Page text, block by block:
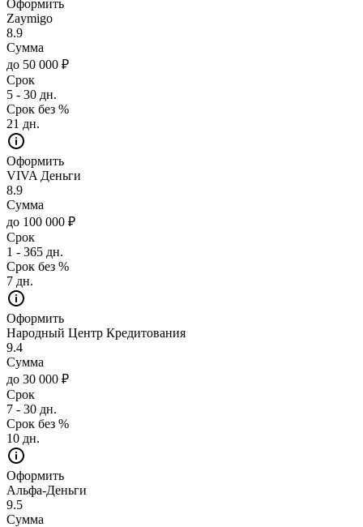
Оформить
Zaymigo
8.9
Сумма
до 50 000 ₽
Срок
5 - 30 дн.
Срок без %
21 дн.
Оформить
VIVA Деньги
8.9
Сумма
до 100 000 ₽
Срок
1 - 365 дн.
Срок без %
7 дн.
Оформить
Народный Центр Кредитования
9.4
Сумма
до 30 000 ₽
Срок
7 - 30 дн.
Срок без %
10 дн.
Оформить
Альфа-Деньги
9.5
Сумма